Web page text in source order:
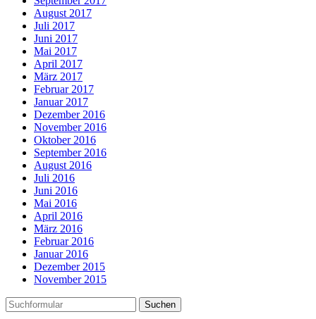
August 2017
Juli 2017
Juni 2017
Mai 2017
April 2017
März 2017
Februar 2017
Januar 2017
Dezember 2016
November 2016
Oktober 2016
September 2016
August 2016
Juli 2016
Juni 2016
Mai 2016
April 2016
März 2016
Februar 2016
Januar 2016
Dezember 2015
November 2015